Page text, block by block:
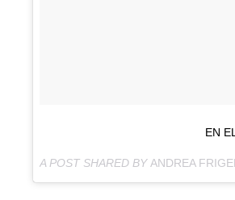
EN
A POST SHARED BY ANDREA